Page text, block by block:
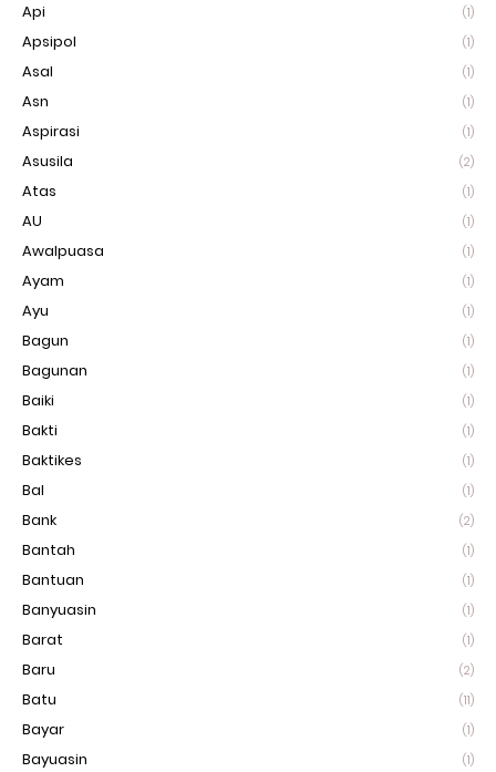
Api (1)
Apsipol (1)
Asal (1)
Asn (1)
Aspirasi (1)
Asusila (2)
Atas (1)
AU (1)
Awalpuasa (1)
Ayam (1)
Ayu (1)
Bagun (1)
Bagunan (1)
Baiki (1)
Bakti (1)
Baktikes (1)
Bal (1)
Bank (2)
Bantah (1)
Bantuan (1)
Banyuasin (1)
Barat (1)
Baru (2)
Batu (11)
Bayar (1)
Bayuasin (1)